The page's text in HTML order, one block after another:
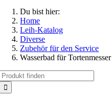
Du bist hier:
Home
Leih-Katalog
Diverse
Zubehör für den Service
Wasserbad für Tortenmesser